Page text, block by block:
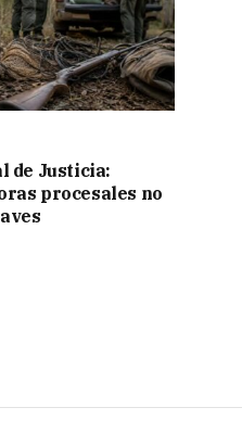
de Justicia:
procesales no